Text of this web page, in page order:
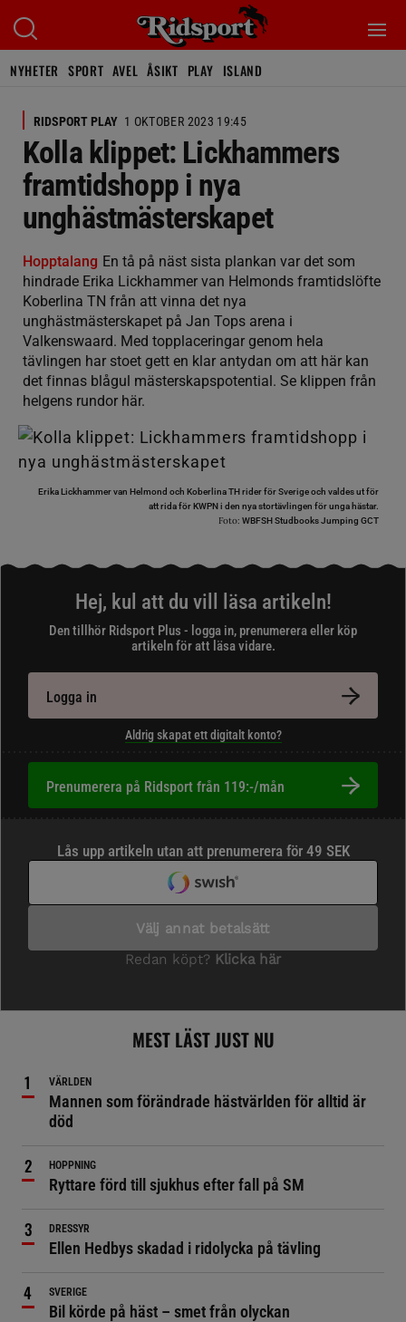
NYHETER SPORT AVEL ÅSIKT PLAY ISLAND
RIDSPORT PLAY 1 OKTOBER 2023 19:45
Kolla klippet: Lickhammers
framtidshopp i nya
unghästmästerskapet
Hopptalang En tå på näst sista plankan var det som
hindrade Erika Lickhammer van Helmonds framtidslöfte
Koberlina TN från att vinna det nya
unghästmästerskapet på Jan Tops arena i
Valkenswaard. Med topplaceringar genom hela
tävlingen har stoet gett en klar antydan om att här kan
det finnas blågul mästerskapspotential. Se klippen från
helgens rundor här.
Erika Lickhammer van Helmond och Koberlina TH rider för Sverige och valdes ut för
att rida för KWPN i den nya stortävlingen för unga hästar.
Foto: WBFSH Studbooks Jumping GCT
Hej, kul att du vill läsa artikeln!
Den tillhör Ridsport Plus - logga in, prenumerera eller köp
artikeln för att läsa vidare.
Logga in
Aldrig skapat ett digitalt konto?
Prenumerera på Ridsport från 119:-/mån
MEST LÄST JUST NU
VÄRLDEN
Mannen som förändrade hästvärlden för alltid är
död
HOPPNING
Ryttare förd till sjukhus efter fall på SM
DRESSYR
Ellen Hedbys skadad i ridolycka på tävling
SVERIGE
Bil körde på häst – smet från olyckan